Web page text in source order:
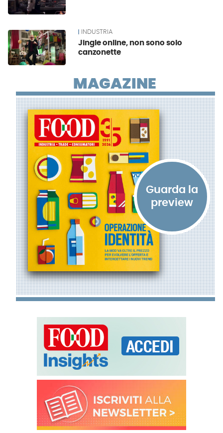
INDUSTRIA
Jingle online, non sono solo
canzonette
MAGAZINE